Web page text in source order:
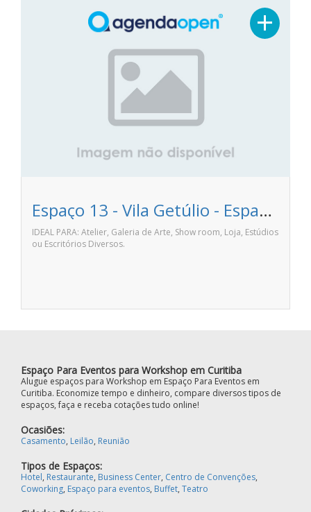
+
Espaço 13 - Vila Getúlio - Espaços de Trabalho
IDEAL PARA: Atelier, Galeria de Arte, Show room, Loja, Estúdios
ou Escritórios Diversos.
Espaço Para Eventos para Workshop em Curitiba
Alugue espaços para Workshop em Espaço Para Eventos em
Curitiba. Economize tempo e dinheiro, compare diversos tipos de
espaços, faça e receba cotações tudo online!
Ocasiões:
Casamento, Leilão, Reunião
Tipos de Espaços:
Hotel, Restaurante, Business Center, Centro de Convenções,
Coworking, Espaço para eventos, Buffet, Teatro